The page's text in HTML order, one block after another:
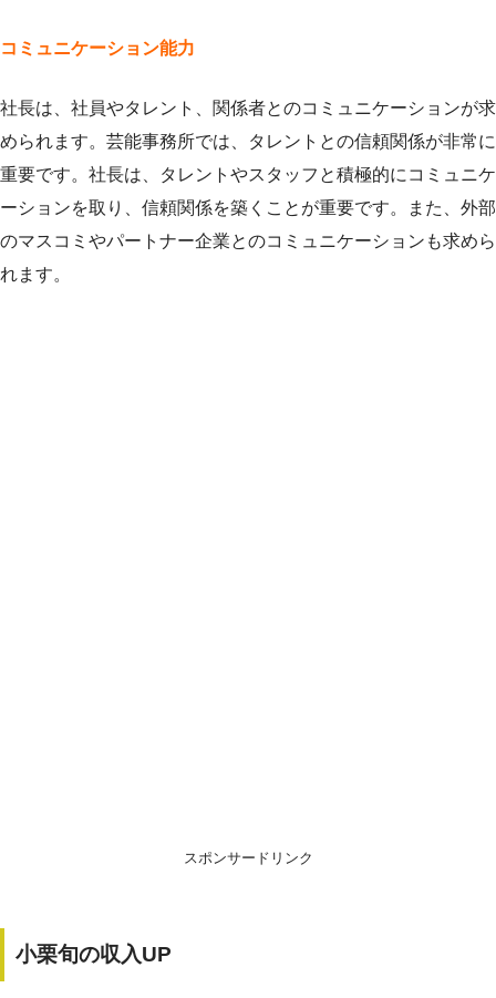
コミュニケーション能力
社長は、社員やタレント、関係者とのコミュニケーションが求
められます。芸能事務所では、タレントとの信頼関係が非常に
重要です。社長は、タレントやスタッフと積極的にコミュニケ
ーションを取り、信頼関係を築くことが重要です。また、外部
のマスコミやパートナー企業とのコミュニケーションも求めら
れます。
スポンサードリンク
小栗旬の収入UP